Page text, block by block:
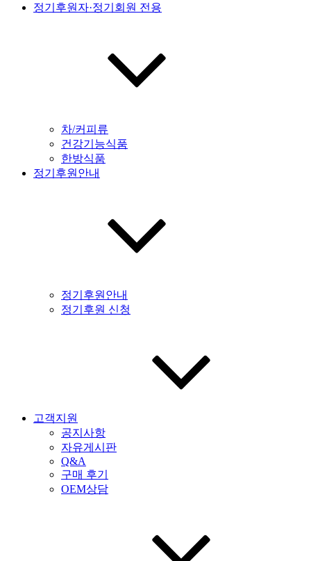
정기후원자·정기회원 전용
차/커피류
건강기능식품
한방식품
정기후원안내
정기후원안내
정기후원 신청
고객지원
공지사항
자유게시판
Q&A
구매 후기
OEM상담